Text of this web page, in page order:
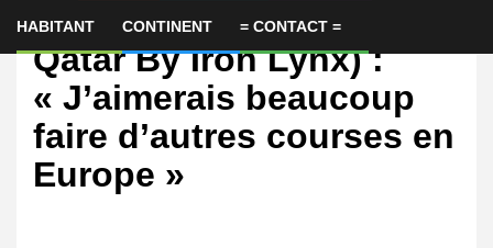
HABITANT CONTINENT = CONTACT =
Giuliano Alesi (Team
Qatar By Iron Lynx) :
« J’aimerais beaucoup
faire d’autres courses en
Europe »